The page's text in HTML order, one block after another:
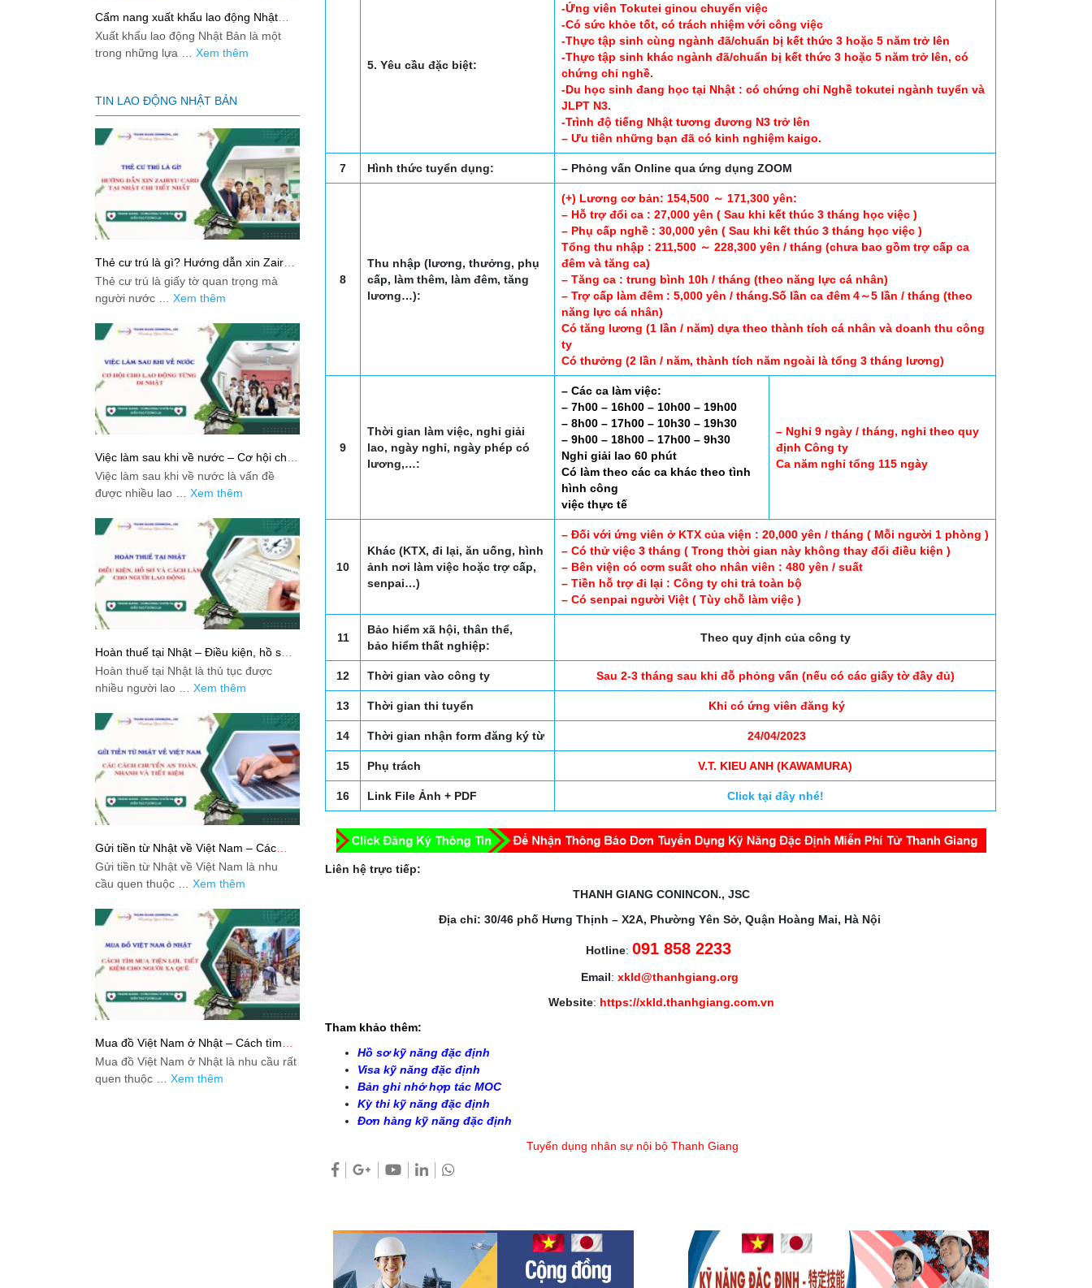
5. Yêu cầu đặc biệt:
-Ứng viên Tokutei ginou chuyển việc
-Có sức khỏe tốt, có trách nhiệm với công việc
-Thực tập sinh cùng ngành đã/chuẩn bị kết thức 3 hoặc 5 năm trở lên
-Thực tập sinh khác ngành đã/chuẩn bị kết thức 3 hoặc 5 năm trở lên, có
chứng chỉ nghề.
-Du học sinh đang học tại Nhật : có chứng chỉ Nghề tokutei ngành tuyển và
JLPT N3.
-Trình độ tiếng Nhật tương đương N3 trở lên
– Ưu tiên những bạn đã có kinh nghiệm kaigo.
7 Hình thức tuyển dụng: – Phỏng vấn Online qua ứng dụng ZOOM
8
Thu nhập (lương, thưởng, phụ
cấp, làm thêm, làm đêm, tăng
lương…):
(+) Lương cơ bản: 154,500 ～ 171,300 yên:
– Hỗ trợ đổi ca : 27,000 yên ( Sau khi kết thúc 3 tháng học việc )
– Phụ cấp nghề : 30,000 yên ( Sau khi kết thúc 3 tháng học việc )
Tổng thu nhập : 211,500 ～ 228,300 yên / tháng (chưa bao gồm trợ cấp ca
đêm và tăng ca)
– Tăng ca : trung bình 10h / tháng (theo năng lực cá nhân)
– Trợ cấp làm đêm : 5,000 yên / tháng.Số lần ca đêm 4～5 lần / tháng (theo
năng lực cá nhân)
Có tăng lương (1 lần / năm) dựa theo thành tích cá nhân và doanh thu công
ty
Có thưởng (2 lần / năm, thành tích năm ngoài là tổng 3 tháng lương)
9
Thời gian làm việc, nghỉ giải
lao, ngày nghỉ, ngày phép có
lương,…:
– Các ca làm việc:
– 7h00 – 16h00 – 10h00 – 19h00
– 8h00 – 17h00 – 10h30 – 19h30
– 9h00 – 18h00 – 17h00 – 9h30
Nghỉ giải lao 60 phút
Có làm theo các ca khác theo tình
hình công
việc thực tế
– Nghỉ 9 ngày / tháng, nghỉ theo quy
định Công ty
Ca năm nghỉ tổng 115 ngày
10
Khác (KTX, đi lại, ăn uống, hình
ảnh nơi làm việc hoặc trợ cấp,
senpai…)
– Đối với ứng viên ở KTX của viện : 20,000 yên / tháng ( Mỗi người 1 phòng )
– Có thử việc 3 tháng ( Trong thời gian này không thay đổi điều kiện )
– Bên viện có cơm suất cho nhân viên : 480 yên / suất
– Tiền hỗ trợ đi lại : Công ty chi trả toàn bộ
– Có senpai người Việt ( Tùy chỗ làm việc )
11
Bảo hiểm xã hội, thân thể,
bảo hiểm thất nghiệp:
Theo quy định của công ty
12 Thời gian vào công ty Sau 2-3 tháng sau khi đỗ phỏng vấn (nếu có các giấy tờ đầy đủ)
13 Thời gian thi tuyển Khi có ứng viên đăng ký
14 Thời gian nhận form đăng ký từ 24/04/2023
15 Phụ trách V.T. KIEU ANH (KAWAMURA)
16 Link File Ảnh + PDF Click tại đây nhé!
Liên hệ trực tiếp:
THANH GIANG CONINCON., JSC
Địa chỉ: 30/46 phố Hưng Thịnh – X2A, Phường Yên Sở, Quận Hoàng Mai, Hà Nội
Hotline:091 858 2233
Email: xkld@thanhgiang.org
Website: https://xkld.thanhgiang.com.vn
Tham khảo thêm:
Hồ sơ kỹ năng đặc định
Visa kỹ năng đặc định
Bản ghi nhớ hợp tác MOC
Kỳ thi kỹ năng đặc định
Đơn hàng kỹ năng đặc định
Tuyển dụng nhân sự nội bộ Thanh Giang
Cẩm nang xuất khẩu lao động Nhật
Bản từ A-Z
Xuất khẩu lao động Nhật Bản là một
trong những lựa … Xem thêm
TIN LAO ĐỘNG NHẬT BẢN
Thẻ cư trú là gì? Hướng dẫn xin Zairyu
Card tại Nhật chi tiết nhất
Thẻ cư trú là giấy tờ quan trọng mà
người nước … Xem thêm
Việc làm sau khi về nước – Cơ hội cho
lao động từng đi Nhật
Việc làm sau khi về nước là vấn đề
được nhiều lao … Xem thêm
Hoàn thuế tại Nhật – Điều kiện, hồ sơ
và cách làm cho người lao động
Hoàn thuế tại Nhật là thủ tục được
nhiều người lao … Xem thêm
Gửi tiền từ Nhật về Việt Nam – Các
cách chuyển an toàn, nhanh và tiết
kiệm
Gửi tiền từ Nhật về Việt Nam là nhu
cầu quen thuộc … Xem thêm
Mua đồ Việt Nam ở Nhật – Cách tìm
mua tiện lợi, tiết kiệm cho người xa quê
Mua đồ Việt Nam ở Nhật là nhu cầu rất
quen thuộc … Xem thêm